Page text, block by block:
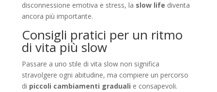
disconnessione emotiva e stress, la slow life diventa
ancora più importante.
Consigli pratici per un ritmo
di vita più slow
Passare a uno stile di vita slow non significa
stravolgere ogni abitudine, ma compiere un percorso
di piccoli cambiamenti graduali e consapevoli.